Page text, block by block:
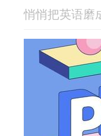
悄悄把英语磨